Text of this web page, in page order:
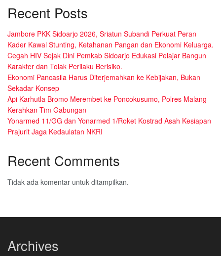
Recent Posts
Jambore PKK Sidoarjo 2026, Sriatun Subandi Perkuat Peran
Kader Kawal Stunting, Ketahanan Pangan dan Ekonomi Keluarga.
Cegah HIV Sejak Dini Pemkab Sidoarjo Edukasi Pelajar Bangun
Karakter dan Tolak Perilaku Berisiko.
Ekonomi Pancasila Harus Diterjemahkan ke Kebijakan, Bukan
Sekadar Konsep
Api Karhutla Bromo Merembet ke Poncokusumo, Polres Malang
Kerahkan Tim Gabungan
Yonarmed 11/GG dan Yonarmed 1/Roket Kostrad Asah Kesiapan
Prajurit Jaga Kedaulatan NKRI
Recent Comments
Tidak ada komentar untuk ditampilkan.
Archives